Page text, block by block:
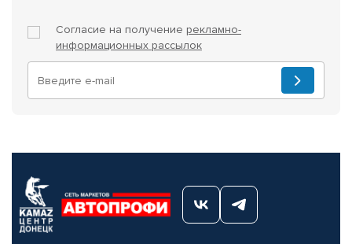
Согласие на получение рекламно-
информационных рассылок